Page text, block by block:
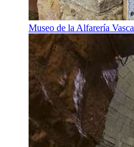
Museo de la Alfarería Vasca